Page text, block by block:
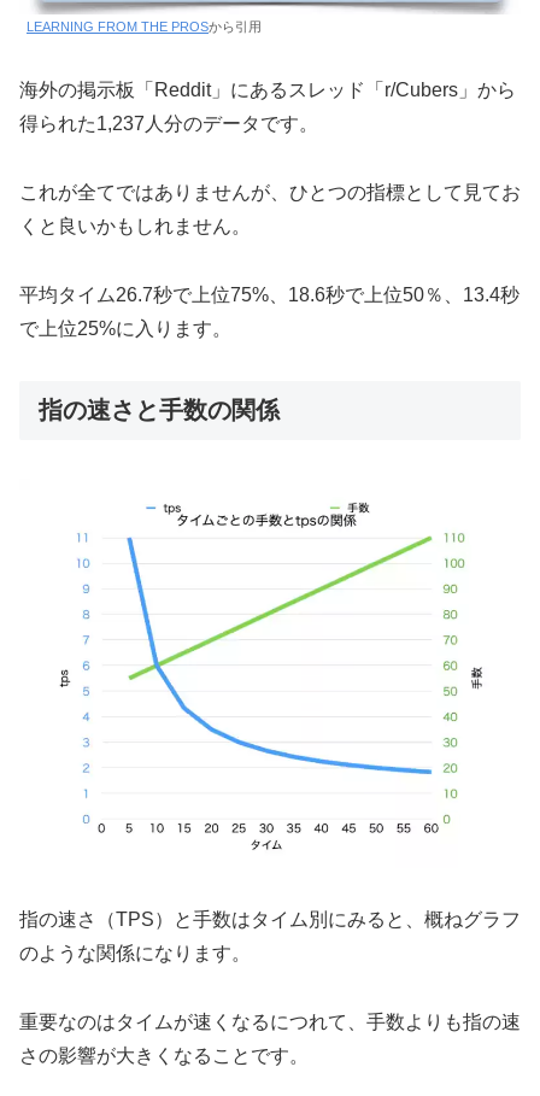
LEARNING FROM THE PROSから引用
海外の掲示板「Reddit」にあるスレッド「r/Cubers」から
得られた1,237人分のデータです。
これが全てではありませんが、ひとつの指標として見てお
くと良いかもしれません。
平均タイム26.7秒で上位75%、18.6秒で上位50％、13.4秒
で上位25%に入ります。
指の速さと手数の関係
指の速さ（TPS）と手数はタイム別にみると、概ねグラフ
のような関係になります。
重要なのはタイムが速くなるにつれて、手数よりも指の速
さの影響が大きくなることです。